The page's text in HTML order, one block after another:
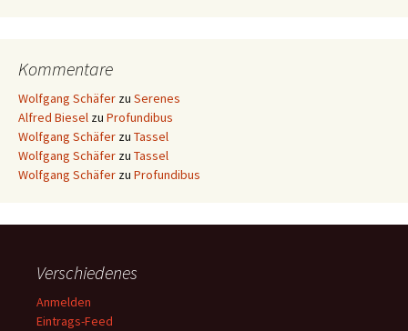
Kommentare
Wolfgang Schäfer zu Serenes
Alfred Biesel zu Profundibus
Wolfgang Schäfer zu Tassel
Wolfgang Schäfer zu Tassel
Wolfgang Schäfer zu Profundibus
Verschiedenes
Anmelden
Eintrags-Feed